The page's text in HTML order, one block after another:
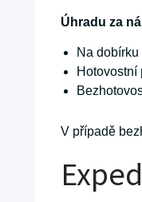
Úhradu za
Na dobírku
Hotovostní
V případě